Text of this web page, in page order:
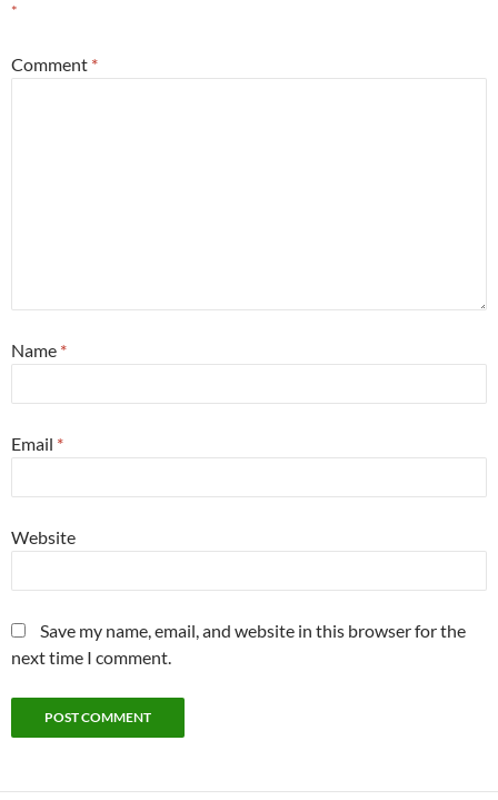
*
Comment *
Name *
Email *
Website
Save my name, email, and website in this browser for the
next time I comment.